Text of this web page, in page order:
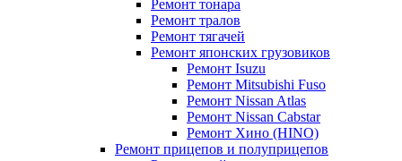
Ремонт тонара
Ремонт тралов
Ремонт тягачей
Ремонт японских грузовиков
Ремонт Isuzu
Ремонт Mitsubishi Fuso
Ремонт Nissan Atlas
Ремонт Nissan Cabstar
Ремонт Хино (HINO)
Ремонт прицепов и полуприцепов